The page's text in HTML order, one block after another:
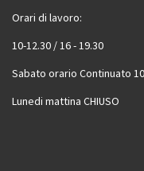
Orari di lavoro:
10-12.30 / 16 - 19.30
Sabato orario Continuato
Lunedi mattina CHIUSO